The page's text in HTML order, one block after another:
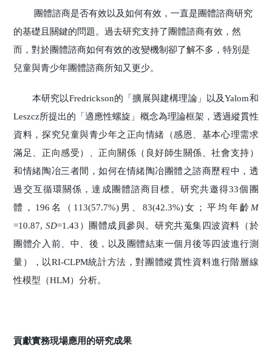
團體諮商是否有效以及如何有效，一直是團體諮商研究
的基礎且關鍵的問題。過去研究支持了團體諮商有效，然
而，對於團體諮商如何有效的改變機制卻了解不多，特別是
兒童與青少年團體諮商所知又更少。
本研究以Fredrickson的「擴展與建構理論」以及Yalom和
Leszcz所提出的「適應性螺旋」概念為理論框架，透過縱貫性
資料，探究兒童與青少年之正向情緒（感恩、基本心理需求
滿足、正向感受）、正向關係（良好師生關係、社會支持）
和情緒陶冶三者間，如何在情緒陶冶團體之諮商歷程中，透
過交互循環關係，達成團體諮商目標。研究共邀得33個團
體，196名（113(57.7%)男、83(42.3%)女；平均年齡 M
=10.87, SD=1.43）團體成員參與。研究共蒐集四波資料（於
團體介入前、中、後，以及團體結束一個月後等四波進行測
量），以RI-CLPM統計方法，對團體縱貫性資料進行階層線
性模型（HLM）分析。
貢獻實務現場應用的研究成果